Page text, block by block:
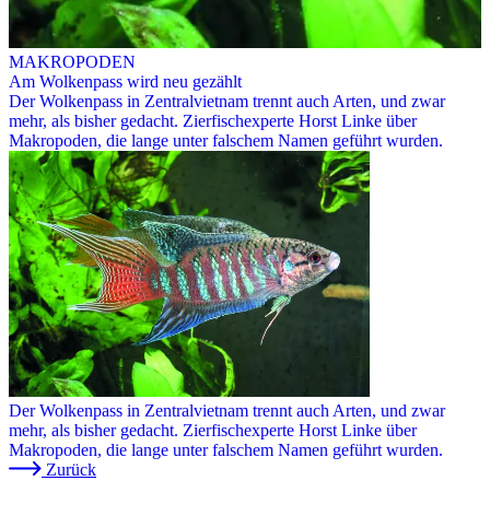
MAKROPODEN
Am Wolkenpass wird neu gezählt
Der Wolkenpass in Zentralvietnam trennt auch Arten, und zwar
mehr, als bisher gedacht. Zierfischexperte Horst Linke über
Makropoden, die lange unter falschem Namen geführt wurden.
Der Wolkenpass in Zentralvietnam trennt auch Arten, und zwar
mehr, als bisher gedacht. Zierfischexperte Horst Linke über
Makropoden, die lange unter falschem Namen geführt wurden.
Zurück